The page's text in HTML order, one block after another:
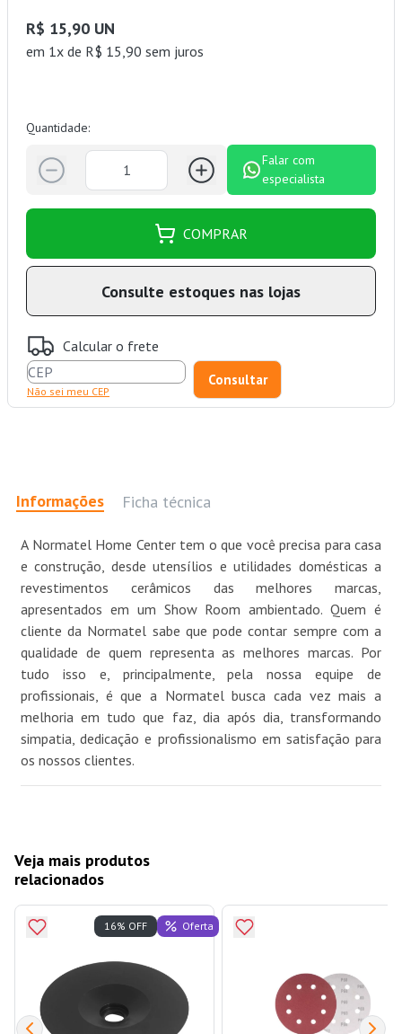
R$ 15,90 UN
em 1x de R$ 15,90 sem juros
Quantidade:
Falar com
especialista
COMPRAR
Consulte estoques nas lojas
Calcular o frete
Não sei meu CEP
Informações Ficha técnica
A Normatel Home Center tem o que você precisa para casa
e construção, desde utensílios e utilidades domésticas a
revestimentos cerâmicos das melhores marcas,
apresentados em um Show Room ambientado. Quem é
cliente da Normatel sabe que pode contar sempre com a
qualidade de quem representa as melhores marcas. Por
tudo isso e, principalmente, pela nossa equipe de
profissionais, é que a Normatel busca cada vez mais a
melhoria em tudo que faz, dia após dia, transformando
simpatia, dedicação e profissionalismo em satisfação para
os nossos clientes.
Veja mais produtos
relacionados
16% OFF Oferta